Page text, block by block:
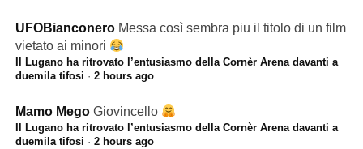
UFOBianconero Messa così sembra piu il titolo di un film
vietato ai minori
Il Lugano ha ritrovato l’entusiasmo della Cornèr Arena davanti a
duemila tifosi · 2 hours ago
Mamo Mego Giovincello
Il Lugano ha ritrovato l’entusiasmo della Cornèr Arena davanti a
duemila tifosi · 2 hours ago